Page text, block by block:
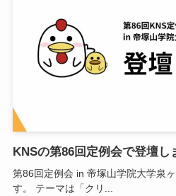
KNSの第86回定例会で登壇し
第86回定例会 in 帝塚山学院大学泉
す。 テーマは「クリ...